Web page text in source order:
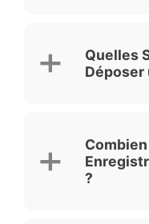
Quelles
Déposer
?